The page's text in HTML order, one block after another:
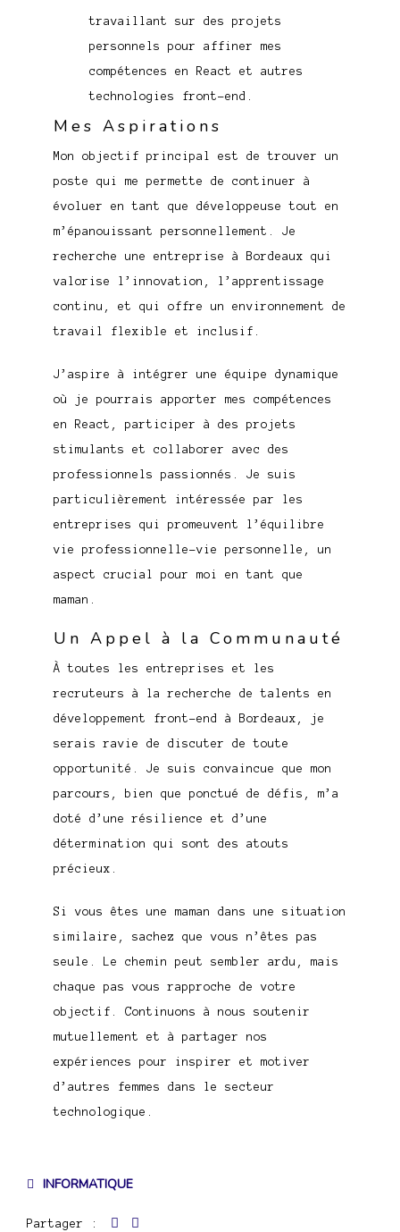
travaillant sur des projets
personnels pour affiner mes
compétences en React et autres
technologies front-end.
Mes Aspirations
Mon objectif principal est de trouver un
poste qui me permette de continuer à
évoluer en tant que développeuse tout en
m’épanouissant personnellement. Je
recherche une entreprise à Bordeaux qui
valorise l’innovation, l’apprentissage
continu, et qui offre un environnement de
travail flexible et inclusif.
J’aspire à intégrer une équipe dynamique
où je pourrais apporter mes compétences
en React, participer à des projets
stimulants et collaborer avec des
professionnels passionnés. Je suis
particulièrement intéressée par les
entreprises qui promeuvent l’équilibre
vie professionnelle-vie personnelle, un
aspect crucial pour moi en tant que
maman.
Un Appel à la Communauté
À toutes les entreprises et les
recruteurs à la recherche de talents en
développement front-end à Bordeaux, je
serais ravie de discuter de toute
opportunité. Je suis convaincue que mon
parcours, bien que ponctué de défis, m’a
doté d’une résilience et d’une
détermination qui sont des atouts
précieux.
Si vous êtes une maman dans une situation
similaire, sachez que vous n’êtes pas
seule. Le chemin peut sembler ardu, mais
chaque pas vous rapproche de votre
objectif. Continuons à nous soutenir
mutuellement et à partager nos
expériences pour inspirer et motiver
d’autres femmes dans le secteur
technologique.
INFORMATIQUE
Partager :